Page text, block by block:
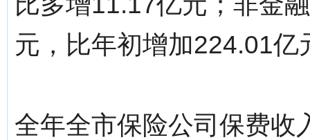
元，比年初增加224.01
全年全市保险公司保费收